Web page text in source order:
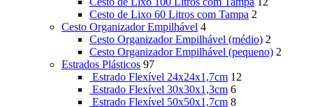
Cesto de Lixo 60 Litros com Tampa 2
Cesto Organizador Empilhável 4
Cesto Organizador Empilhável (médio) 2
Cesto Organizador Empilhável (pequeno) 2
Estrados Plásticos 97
Estrado Flexível 24x24x1,7cm 12
Estrado Flexível 30x30x1,3cm 6
Estrado Flexível 50x50x1,7cm 8